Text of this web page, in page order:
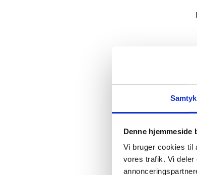
Denne hjemmeside
Vi bruger cookies til
vores trafik. Vi deler